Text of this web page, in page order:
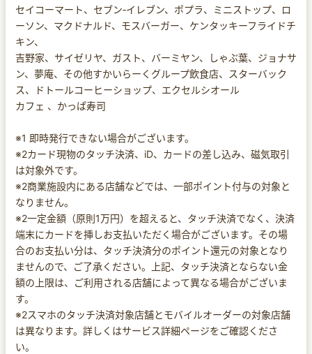
セイコーマート、セブン‐イレブン、ポプラ、ミニストップ、ロ
ーソン、マクドナルド、モスバーガー、ケンタッキーフライドチ
キン、
吉野家、サイゼリヤ、ガスト、バーミヤン、しゃぶ葉、ジョナサ
ン、夢庵、その他すかいらーくグループ飲食店、スターバック
ス、ドトールコーヒーショップ、エクセルシオール
カフェ 、かっぱ寿司
※1 即時発行できない場合がございます。
※2カード現物のタッチ決済、iD、カードの差し込み、磁気取引
は対象外です。
※2商業施設内にある店舗などでは、一部ポイント付与の対象と
なりません。
※2一定金額（原則1万円）を超えると、タッチ決済でなく、決済
端末にカードを挿しお支払いただく場合がございます。その場
合のお支払い分は、タッチ決済分のポイント還元の対象となり
ませんので、ご了承ください。上記、タッチ決済とならない金
額の上限は、ご利用される店舗によって異なる場合がございま
す。
※2スマホのタッチ決済対象店舗とモバイルオーダーの対象店舗
は異なります。詳しくはサービス詳細ページをご確認くださ
い。